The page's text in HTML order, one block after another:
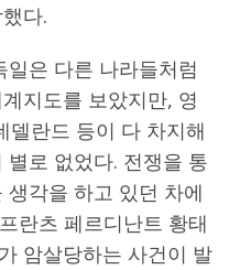
다.
은 다른 나라들처럼
지도를 보았지만, 영
델란드 등이 다 차지해
로 없었다. 전쟁을 통
각을 하고 있던 차에
란츠 페르디난트 황태
암살당하는 사건이 발